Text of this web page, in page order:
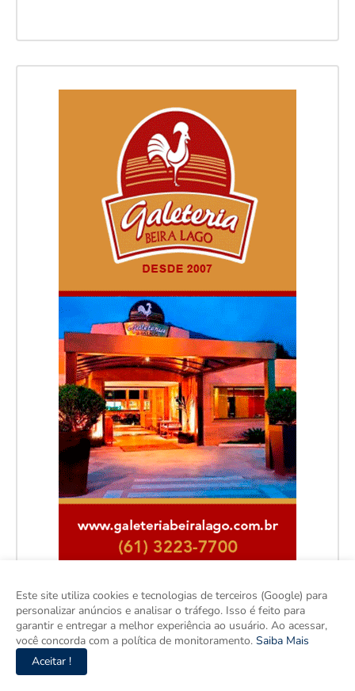
Este site utiliza cookies e tecnologias de terceiros (Google) para
personalizar anúncios e analisar o tráfego. Isso é feito para
garantir e entregar a melhor experiência ao usuário. Ao acessar,
você concorda com a política de monitoramento. Saiba Mais
Aceitar !